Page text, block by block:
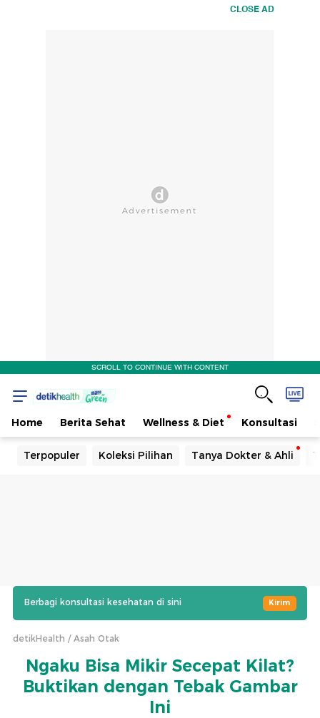
CLOSE AD
SCROLL TO CONTINUE WITH CONTENT
Home Berita Sehat Wellness & Diet Konsultasi
Terpopuler Koleksi Pilihan Tanya Dokter & Ahli
Berbagi konsultasi kesehatan di sini Kirim
detikHealth Asah Otak
Ngaku Bisa Mikir Secepat Kilat?
Buktikan dengan Tebak Gambar
Ini